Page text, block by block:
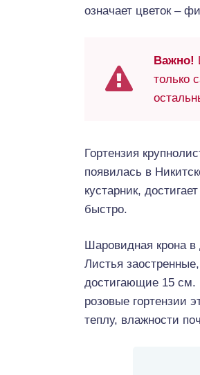
означает цветок –
Важно!
только
Гортензия
появилась в
кустарник,
быстро.
Шаровидная крона в
Листья
достигающие 15 см.
розовые гортензии
теплу, влажности